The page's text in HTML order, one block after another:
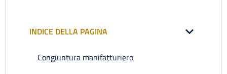
INDICE DELLA PAGINA
Congiuntura manifatturiero